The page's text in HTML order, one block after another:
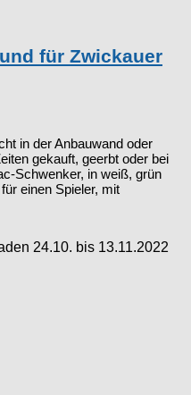
für Zwickauer
in der Anbauwand oder
gekauft, geerbt oder bei
Schwenker, in weiß, grün
einen Spieler, mit
24.10. bis 13.11.2022